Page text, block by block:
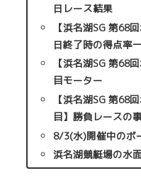
日レース結果
【浜名湖SG 第68
日終了時の得点率
【浜名湖SG 第68
目モーター
【浜名湖SG 第68
目】勝負レースの
8/3(水)開催中のボ
浜名湖競艇場の水